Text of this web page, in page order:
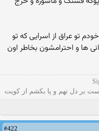
تو عراق از اسرایی که تو
ها و احترامشون بخاطر اون
بر دل نهم و پا بکشم از کویت
#422